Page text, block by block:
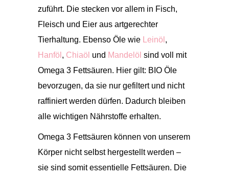
zuführt. Die stecken vor allem in Fisch,
Fleisch und Eier aus artgerechter
Tierhaltung. Ebenso Öle wie
Leinöl ,
Hanföl , Chiaöl und Mandelöl sind voll mit
Omega 3 Fettsäuren. Hier gilt: BIO Öle
bevorzugen, da sie nur gefiltert und nicht
raffiniert werden dürfen. Dadurch bleiben
alle wichtigen Nährstoffe erhalten.
Omega 3 Fettsäuren können von unserem
Körper nicht selbst hergestellt werden –
sie sind somit essentielle Fettsäuren. Die